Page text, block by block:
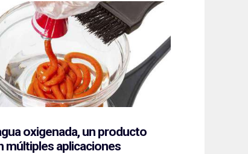
oxigenada, un producto
múltiples aplicaciones